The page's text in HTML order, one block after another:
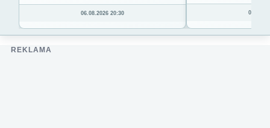
06.08.2026 20:30
REKLAMA